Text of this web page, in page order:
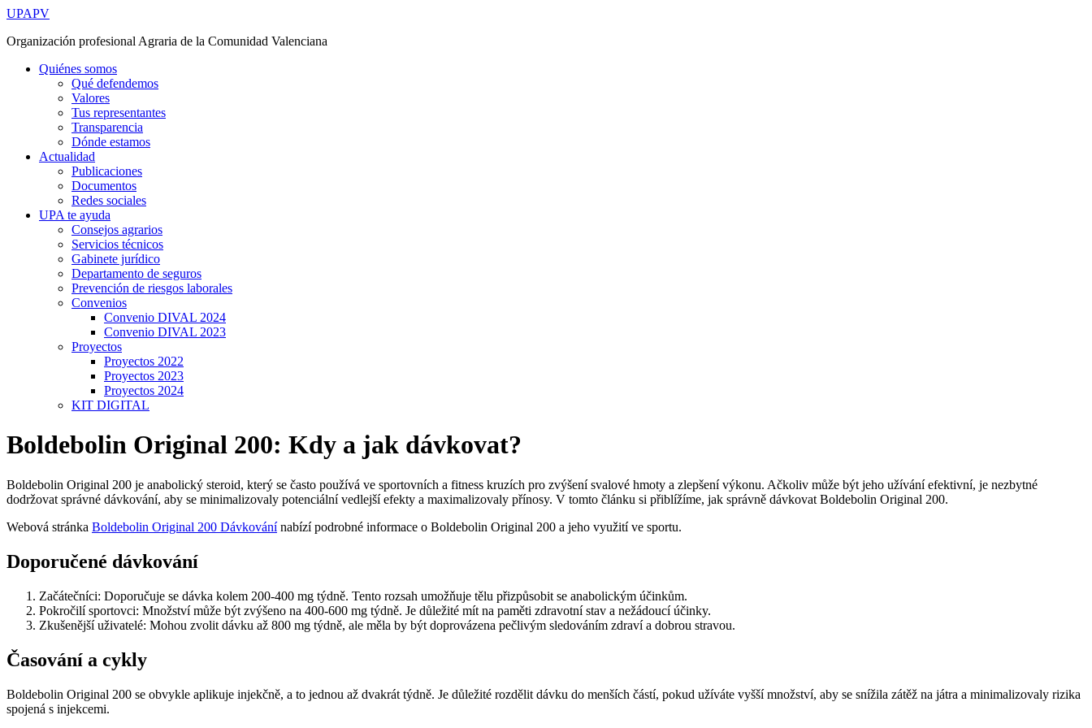
Ir
contenido
UPAPV
Organización profesional Agraria de la Comunidad Valenciana
Quiénes somos
Qué defendemos
Valores
Tus representantes
Transparencia
Dónde estamos
Actualidad
Publicaciones
Documentos
Redes sociales
UPA te ayuda
Consejos agrarios
Servicios técnicos
Gabinete jurídico
Departamento de seguros
Prevención de riesgos laborales
Convenios
Convenio DIVAL 2024
Convenio DIVAL 2023
Proyectos
Proyectos 2022
Proyectos 2023
Proyectos 2024
KIT DIGITAL
Boldebolin Original 200: Kdy a jak dávkovat?
Boldebolin Original 200 je anabolický steroid, který se často používá ve sportovních a fitness kruzích pro zvýšení svalové hmoty a zlepšení výkonu. Ačkoliv může být jeho užívání efektivní, je nezbytné
dodržovat správné dávkování, aby se minimalizovaly potenciální vedlejší efekty a maximalizovaly přínosy. V tomto článku si přiblížíme, jak správně dávkovat Boldebolin Original 200.
Webová stránka Boldebolin Original 200 Dávkovánínabízí podrobné informace o Boldebolin Original 200 a jeho využití ve sportu.
Doporučené dávkování
Začátečníci: Doporučuje se dávka kolem 200-400 mg týdně. Tento rozsah umožňuje tělu přizpůsobit se anabolickým účinkům.
Pokročilí sportovci: Množství může být zvýšeno na 400-600 mg týdně. Je důležité mít na paměti zdravotní stav a nežádoucí účinky.
Zkušenější uživatelé: Mohou zvolit dávku až 800 mg týdně, ale měla by být doprovázena pečlivým sledováním zdraví a dobrou stravou.
Časování a cykly
Boldebolin Original 200 se obvykle aplikuje injekčně, a to jednou až dvakrát týdně. Je důležité rozdělit dávku do menších částí, pokud užíváte vyšší množství, aby se snížila zátěž na játra a minimalizovaly rizika
spojená s injekcemi.